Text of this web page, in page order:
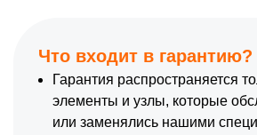
Что входит в гарантию?
Гарантия распространяется
элементы и узлы, которые
или заменялись нашими